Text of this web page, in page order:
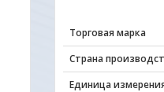
Торговая марка
Страна
Единица